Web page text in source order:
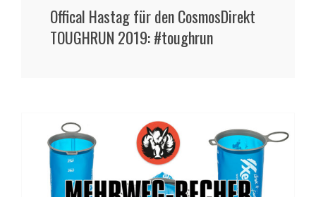
Offical Hastag für den CosmosDirekt
TOUGHRUN 2019: #toughrun